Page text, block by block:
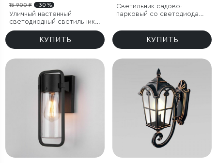
15 900 ₽ - 30 %
Уличный настенный
светодиодный светильник
Frame LED IP54
КУПИТЬ
Светильник садово-
парковый со светодиодами
КУПИТЬ